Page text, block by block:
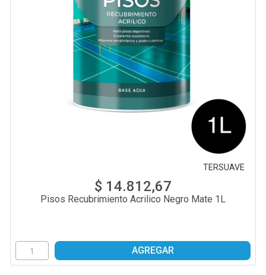
TERSUAVE
$ 14.812,67
Pisos Recubrimiento Acrilico Negro Mate 1L
AGREGAR